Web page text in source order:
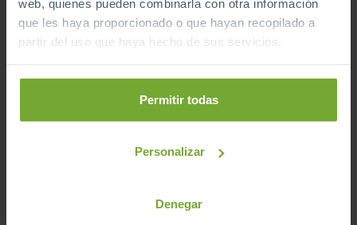
web, quienes pueden combinarla con otra información
que les haya proporcionado o que hayan recopilado a
partir del uso que haya hecho de sus servicios.
Permitir todas
Personalizar
Denegar